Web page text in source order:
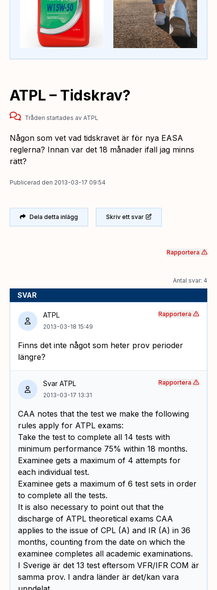
ATPL – Tidskrav?
Tråden startades av ATPL
Någon som vet vad tidskravet är för nya EASA
reglerna? Innan var det 18 månader ifall jag minns
rätt?
Publicerad den 2013-03-17 09:54
Dela detta inlägg Skriv ett svar
Rapportera
Antal svar: 4
SVAR
ATPL
2013-03-18 15:49
Finns det inte något som heter prov perioder
längre?
Rapportera
Svar ATPL
2013-03-17 13:31
CAA notes that the test we make the following
rules apply for ATPL exams:
Take the test to complete all 14 tests with
minimum performance 75% within 18 months.
Examinee gets a maximum of 4 attempts for
each individual test.
Examinee gets a maximum of 6 test sets in order
to complete all the tests.
It is also necessary to point out that the
discharge of ATPL theoretical exams CAA
applies to the issue of CPL (A) and IR (A) in 36
months, counting from the date on which the
examinee completes all academic examinations.
I Sverige är det 13 test eftersom VFR/IFR COM är
samma prov. I andra länder är det/kan vara
Rapportera